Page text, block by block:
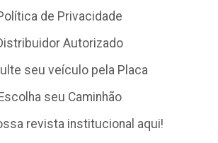
de Privacidade
Autorizado
seu veículo pela Placa
Escolha seu Caminhão
revista institucional aqui!